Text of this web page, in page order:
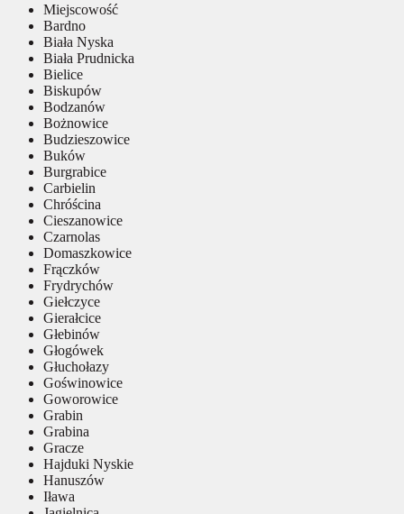
Miejscowość
Bardno
Biała Nyska
Biała Prudnicka
Bielice
Biskupów
Bodzanów
Bożnowice
Budzieszowice
Buków
Burgrabice
Carbielin
Chróścina
Cieszanowice
Czarnolas
Domaszkowice
Frączków
Frydrychów
Giełczyce
Gierałcice
Głebinów
Głogówek
Głuchołazy
Goświnowice
Goworowice
Grabin
Grabina
Gracze
Hajduki Nyskie
Hanuszów
Iława